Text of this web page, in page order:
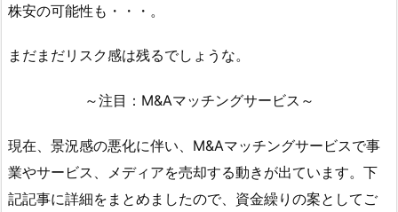
株安の可能性も・・・。
まだまだリスク感は残るでしょうな。
～注目：M&Aマッチングサービス～
現在、景況感の悪化に伴い、M&Aマッチングサービスで事
業やサービス、メディアを売却する動きが出ています。下
記記事に詳細をまとめましたので、資金繰りの案としてご